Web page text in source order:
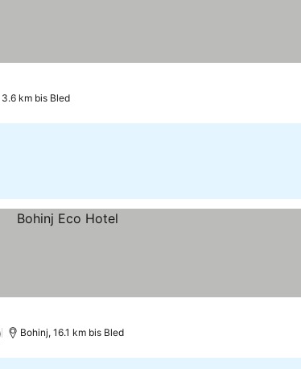
km bis Bled
Bohinj, 16.1 km bis Bled